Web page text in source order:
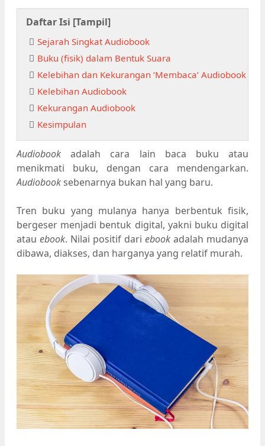
Daftar Isi [Tampil]
Sejarah Singkat Audiobook
Buku (fisik) dalam Bentuk Suara
Kelebihan dan Kekurangan ‘Membaca’ Audiobook
Kelebihan Audiobook
Kekurangan Audiobook
Kesimpulan
Audiobookadalah cara lain baca buku atau
menikmati buku, dengan cara mendengarkan.
Audiobooksebenarnya bukan hal yang baru.
Tren buku yang mulanya hanya berbentuk fisik,
bergeser menjadi bentuk digital, yakni buku digital
atau ebook. Nilai positif dari ebook adalah mudanya
dibawa, diakses, dan harganya yang relatif murah.